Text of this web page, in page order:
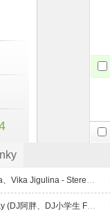
130 - Edward Maya、Vika Jigulina - Stereo Love (DJ阿胖、DJ小学生 FunkyHouse Mix Q鼓)
130 - Take Me Away (DJ阿胖、DJ小学生 FunkyHouse Mix)Q鼓